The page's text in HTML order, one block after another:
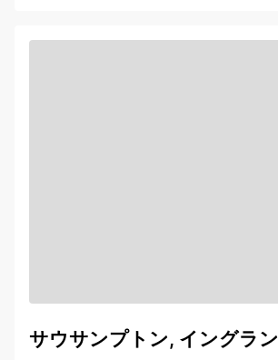
サウサンプトン, イングラ